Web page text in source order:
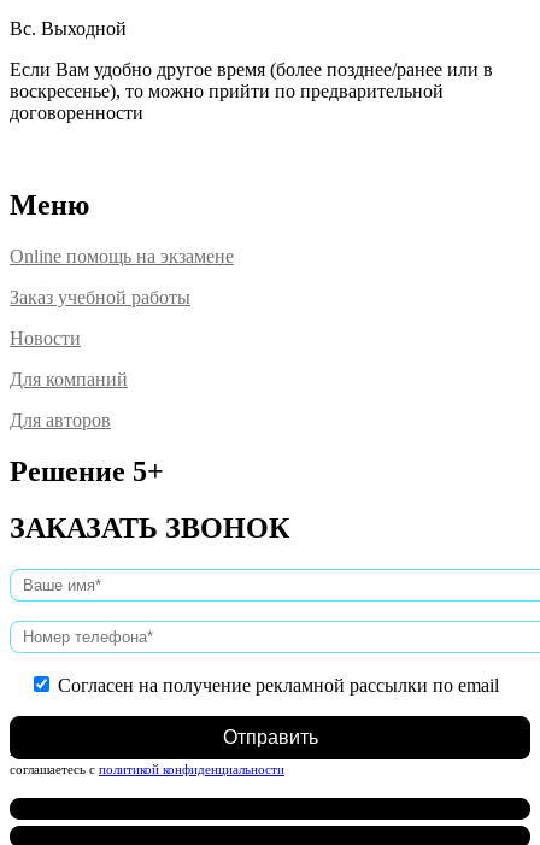
Вс. Выходной
Если Вам удобно другое время (более позднее/ранее или в
воскресенье), то можно прийти по предварительной
договоренности
Меню
Online помощь на экзамене
Заказ учебной работы
Новости
Для компаний
Для авторов
Решение 5+
ЗАКАЗАТЬ ЗВОНОК
Согласен на получение рекламной рассылки по email
Нажимая на кнопку, вы даете согласие на обработку персональных данных и
соглашаетесь c политикой конфиденциальности